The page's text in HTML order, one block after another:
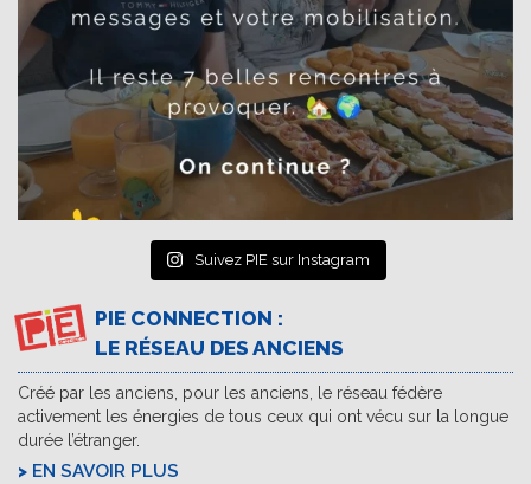
Suivez PIE sur Instagram
PIE CONNECTION :
LE RÉSEAU DES ANCIENS
Créé par les anciens, pour les anciens, le réseau fédère
activement les énergies de tous ceux qui ont vécu sur la longue
durée l’étranger.
EN SAVOIR PLUS